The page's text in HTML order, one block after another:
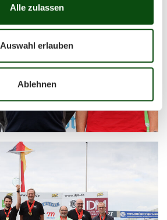
Alle zulassen
Auswahl erlauben
Ablehnen